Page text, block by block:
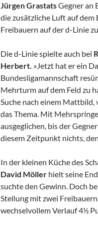
Jürgen GrastatsGegner an
die zusätzliche Luft auf
Freibauern auf der d-Linie
Die d-Linie spielte auch bei
Herbert. »Jetzt hat er ein
Bundesligamannschaft
Mehrturm auf dem Feld zu
Suche nach einem Mattbild,
das Thema. Mit
ausgeglichen, bis der
diesem Zeitpunkt nichts,
In der kleinen Küche des
David Möller hielt seine
suchte den Gewinn. Doch
Stellung mit zwei
wechselvollem Verlauf 4½